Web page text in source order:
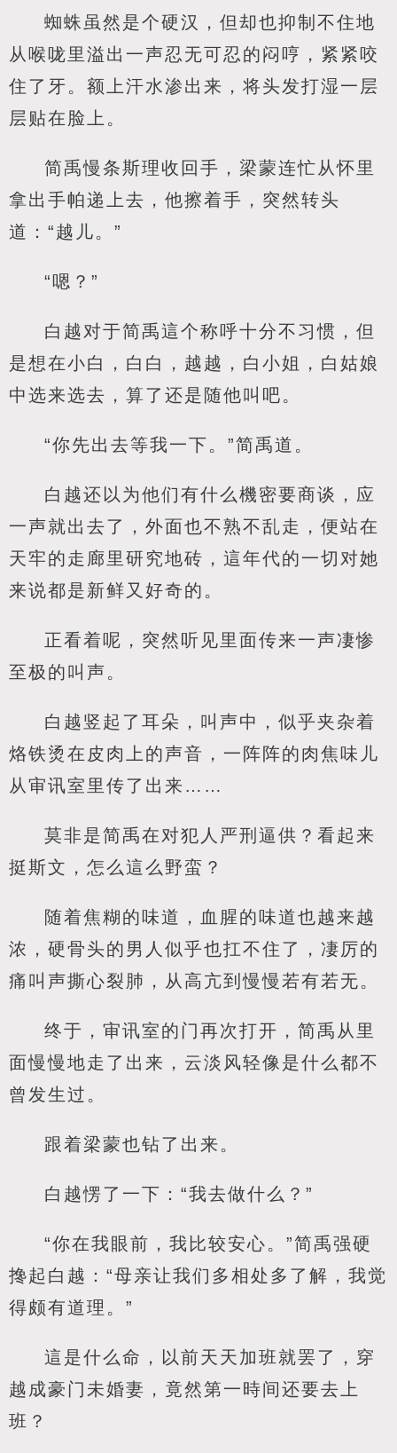
蜘蛛虽然是个硬汉，但却也抑制不住地
从喉咙里溢出一声忍无可忍的闷哼，紧紧咬
住了牙。额上汗水渗出来，将头发打湿一层
层贴在脸上。
简禹慢条斯理收回手，梁蒙连忙从怀里
拿出手帕递上去，他擦着手，突然转头
道：“越儿。”
“嗯？”
白越对于简禹這个称呼十分不习惯，但
是想在小白，白白，越越，白小姐，白姑娘
中选来选去，算了还是随他叫吧。
“你先出去等我一下。”简禹道。
白越还以为他们有什么機密要商谈，应
一声就出去了，外面也不熟不乱走，便站在
天牢的走廊里研究地砖，這年代的一切对她
来说都是新鲜又好奇的。
正看着呢，突然听见里面传来一声凄惨
至极的叫声。
白越竖起了耳朵，叫声中，似乎夹杂着
烙铁烫在皮肉上的声音，一阵阵的肉焦味儿
从审讯室里传了出来……
莫非是简禹在对犯人严刑逼供？看起来
挺斯文，怎么這么野蛮？
随着焦糊的味道，血腥的味道也越来越
浓，硬骨头的男人似乎也扛不住了，凄厉的
痛叫声撕心裂肺，从高亢到慢慢若有若无。
终于，审讯室的门再次打开，简禹从里
面慢慢地走了出来，云淡风轻像是什么都不
曾发生过。
跟着梁蒙也钻了出来。
白越愣了一下：“我去做什么？”
“你在我眼前，我比较安心。”简禹强硬
搀起白越：“母亲让我们多相处多了解，我觉
得颇有道理。”
這是什么命，以前天天加班就罢了，穿
越成豪门未婚妻，竟然第一時间还要去上
班？